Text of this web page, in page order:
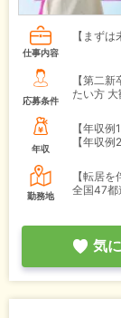
仕事内容
【まず
応募条件
【第二
たい方 大
年収
【年収例1
【年収例2
勤務地
【転居
全国47都
気